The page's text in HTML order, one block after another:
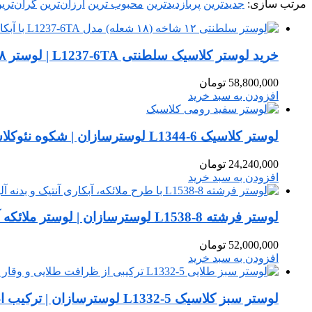
مرتب‌ سازی: جدیدترین پربازدیدترین محبوب ترین ارزان‌ترین
خرید لوستر کلاسیک سلطنتی L1237-6TA | لوستر ۱۸ شعله لوکس
58,800,000 تومان
افزودن به سبد خرید
لوستر کلاسیک L1344-6 لوسترسازان | شکوه نئوکلاسیک با رنگ سفیدرومی
24,240,000 تومان
افزودن به سبد خرید
لوستر فرشته L1538-8 لوسترسازان | لوستر ملائکه آنتیک ۸ شاخه کلاسیک
52,000,000 تومان
افزودن به سبد خرید
لوستر سبز کلاسیک L1332-5 لوسترسازان | ترکیب اصالت طلایی و وقار سبز سدری